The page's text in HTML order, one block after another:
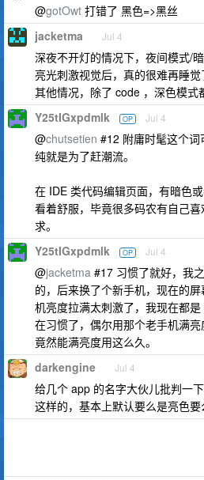
@gotOwt 打错了 黑色=>黑丝
jacketma Jul 4
深夜不开灯的情况下，夜间模式/
亮光刺激视觉后，真的很难再睡觉
其他情况，除了 code ，深色模式
Y25tIGxpdmlk OP Jul 4
@chutsetien #12 附庸时髦这个
纯就是为了赶潮流。
在 IDE 类代码编辑页面，有暗色
看着舒服，毕竟很多码农有自己
求。
Y25tIGxpdmlk OP Jul 4
@jacketma #17 习惯了就好，我
的，后来换了个新手机，现在的
机亮度拉满太刺激了，我现在都
在习惯了，偶尔用那个老手机满
竟然能满亮度用这么久。
darkengine Jul 4
给几个 app 的名字大伙儿批判一
这样的，基本上默认要么是亮色要